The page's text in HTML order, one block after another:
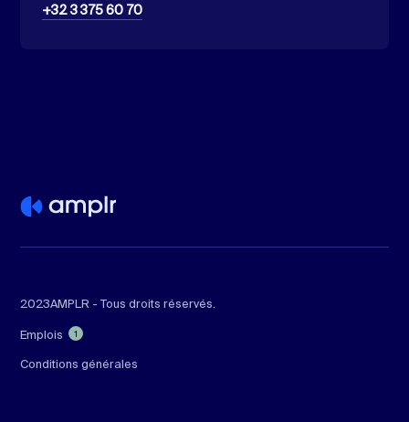
+32 3 375 60 70
2023AMPLR - Tous droits réservés.
Emplois 1
Conditions générales